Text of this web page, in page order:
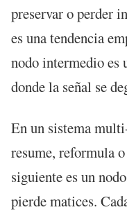
preservar o perder
es una tendencia
nodo intermedio es
donde la señal se
En un sistema
resume, reformula
siguiente es un
pierde matices.